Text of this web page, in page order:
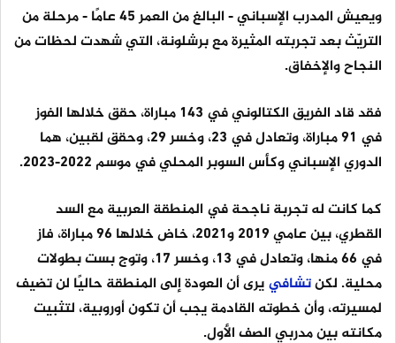
ويعيش المدرب الإسباني - البالغ من العمر 45 عامًا - مرحلة من
التريّث بعد تجربته المثيرة مع برشلونة، التي شهدت لحظات من
النجاح والإخفاق.
فقد قاد الفريق الكتالوني في 143 مباراة، حقق خلالها الفوز
في 91 مباراة، وتعادل في 23، وخسر 29، وحقق لقبين، هما
الدوري الإسباني وكأس السوبر المحلي في موسم 2022-2023.
كما كانت له تجربة ناجحة في المنطقة العربية مع السد
القطري، بين عامي 2019 و2021، خاض خلالها 96 مباراة، فاز
في 66 منها، وتعادل في 13، وخسر 17، وتوج بست بطولات
محلية. لكنتشافييرى أن العودة إلى المنطقة حاليًا لن تضيف
لمسيرته، وأن خطوته القادمة يجب أن تكون أوروبية، لتثبيت
مكانته بين مدربي الصف الأول.